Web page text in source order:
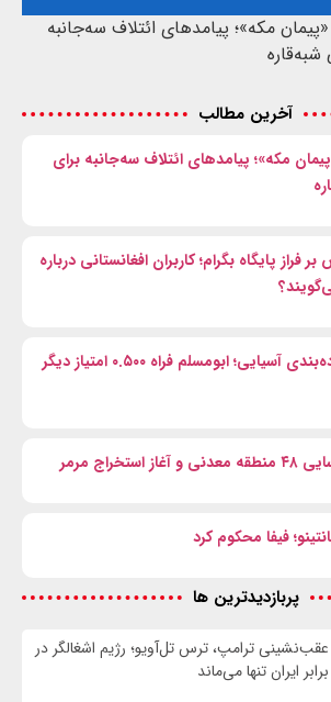
مکه»؛ پیامدهای ائتلاف سه‌جانبه
شبه‌قاره
آخرین مطالب
مکه»؛ پیامدهای ائتلاف سه‌جانبه برای
پایگاه بگرام؛ کاربران افغانستانی درباره
صعود افغانستان در رده‌بندی آسیایی؛ ابومسلم فراه ۰.۵۰۰ امتیاز دیگر
مرمر
فیفا محکوم کرد
پربازدیدترین ها
عقب‌نشینی ترامپ، ترس تل‌آویو؛ رژیم اشغالگر در
برابر ایران تنها می‌ماند